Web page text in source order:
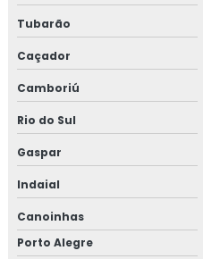
Tubarão
Caçador
Camboriú
Rio do Sul
Gaspar
Indaial
Canoinhas
Porto Alegre